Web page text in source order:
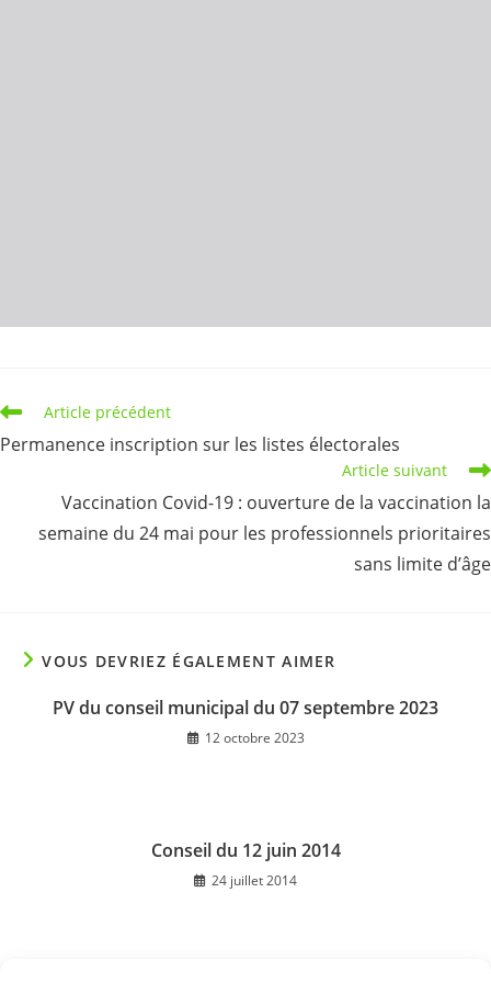
Read
articles
Article précédent
Permanence inscription sur les listes électorales
Article suivant
Vaccination Covid-19 : ouverture de la vaccination la
semaine du 24 mai pour les professionnels prioritaires
sans limite d’âge
VOUS DEVRIEZ ÉGALEMENT AIMER
PV du conseil municipal du 07 septembre 2023
12 octobre 2023
Conseil du 12 juin 2014
24 juillet 2014